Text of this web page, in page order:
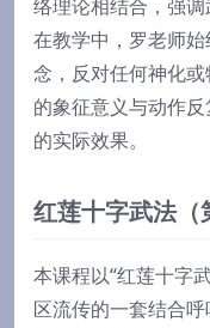
络理论相结合，强调
在教学中，罗老师
念，反对任何神化
的象征意义与动作
的实际效果。
红莲十字武法（
本课程以“红莲十字
区流传的一套结合